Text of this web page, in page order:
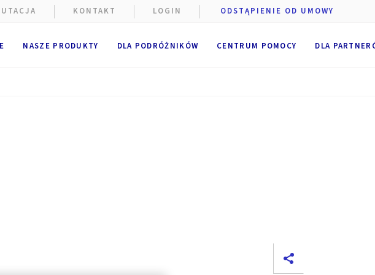
NASZE PRODUKTY DLA PODRÓŻNIKÓW CENTRUM POMOCY DLA
KONTAKT LOGIN ODSTĄPIENIE OD UMOWY